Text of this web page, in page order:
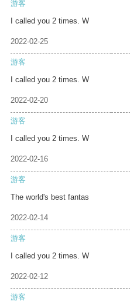
游客
I called you 2 times. W
2022-02-25
游客
I called you 2 times. W
2022-02-20
游客
I called you 2 times. W
2022-02-16
游客
The world's best fantas
2022-02-14
游客
I called you 2 times. W
2022-02-12
游客